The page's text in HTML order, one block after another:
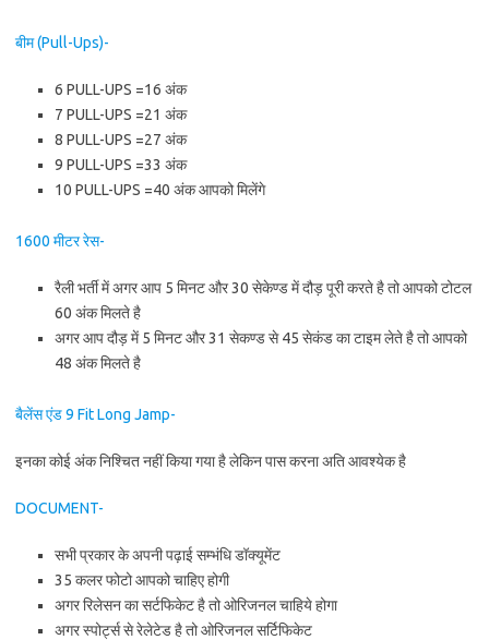
बीम (Pull-Ups)-
6 PULL-UPS =16 अंक
7 PULL-UPS =21 अंक
8 PULL-UPS =27 अंक
9 PULL-UPS =33 अंक
10 PULL-UPS =40 अंक आपको मिलेंगे
1600 मीटर रेस-
रैली भर्ती में अगर आप 5 मिनट और 30 सेकेण्ड में दौड़ पूरी करते है तो आपको टोटल
60 अंक मिलते है
अगर आप दौड़ में 5 मिनट और 31 सेकण्ड से 45 सेकंड का टाइम लेते है तो आपको
48 अंक मिलते है
बैलेंस एंड 9 Fit Long Jamp-
इनका कोई अंक निश्चित नहीं किया गया है लेकिन पास करना अति आवश्येक है
DOCUMENT-
सभी प्रकार के अपनी पढ़ाई सम्भंधि डॉक्यूमेंट
35 कलर फोटो आपको चाहिए होगी
अगर रिलेसन का सर्टफिकेट है तो ओरिजनल चाहिये होगा
अगर स्पोर्ट्स से रेलेटेड है तो ओरिजनल सर्टिफिकेट